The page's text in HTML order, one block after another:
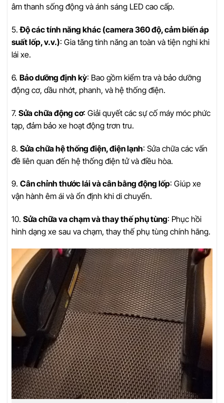
âm thanh sống động và ánh sáng LED cao cấp.
5.Độ các tính năng khác (camera 360 độ, cảm biến áp
suất lốp, v.v.): Gia tăng tính năng an toàn và tiện nghi khi
lái xe.
6. Bảo dưỡng định kỳ: Bao gồm kiểm tra và bảo dưỡng
động cơ, dầu nhớt, phanh, và hệ thống điện.
7. Sửa chữa động cơ: Giải quyết các sự cố máy móc phức
tạp, đảm bảo xe hoạt động trơn tru.
8. Sửa chữa hệ thống điện, điện lạnh: Sửa chữa các vấn
đề liên quan đến hệ thống điện tử và điều hòa.
9. Cân chỉnh thước lái và cân bằng động lốp: Giúp xe
vận hành êm ái và ổn định khi di chuyển.
10. Sửa chữa va chạm và thay thế phụ tùng: Phục hồi
hình dạng xe sau va chạm, thay thế phụ tùng chính hãng.